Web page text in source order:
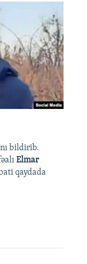
bildirib.
Elmar
qaydada